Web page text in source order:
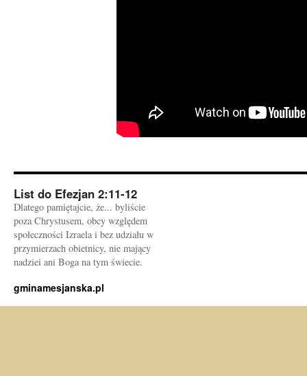
List do Efezjan 2:11-12
Dlatego pamiętajcie, że... byliście
poza Chrystusem, obcy względem
społeczności Izraela i bez udziału w
przymierzach obietnicy, nie mający
nadziei ani Boga na tym świecie.
gminamesjanska.pl